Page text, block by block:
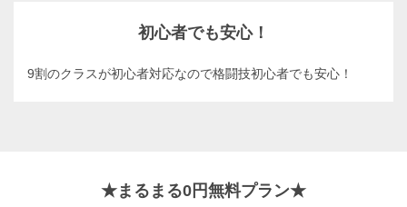
初心者でも安心！
9割のクラスが初心者対応なので格闘技初心者でも安心！
★まるまる0円無料プラン★